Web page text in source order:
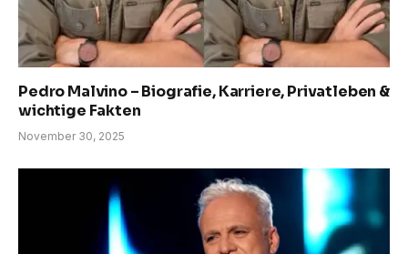
Pedro Malvino – Biografie, Karriere, Privatleben &
wichtige Fakten
November 30, 2025